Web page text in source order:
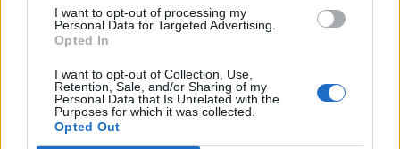
I want to opt-out of processing my
Personal Data for Targeted Advertising.
Opted In
I want to opt-out of Collection, Use,
Retention, Sale, and/or Sharing of my
Personal Data that Is Unrelated with the
Purposes for which it was collected.
Opted Out
The Blair Witch Project επιστρέφει στους
κινηματογράφους με νέα ταινία το 2027
01.07.26
Όλα όσα γνωρίζουμε για τη νέα εκδοχή του The Blair Witch
Project από τη Lionsgate: ημερομηνία